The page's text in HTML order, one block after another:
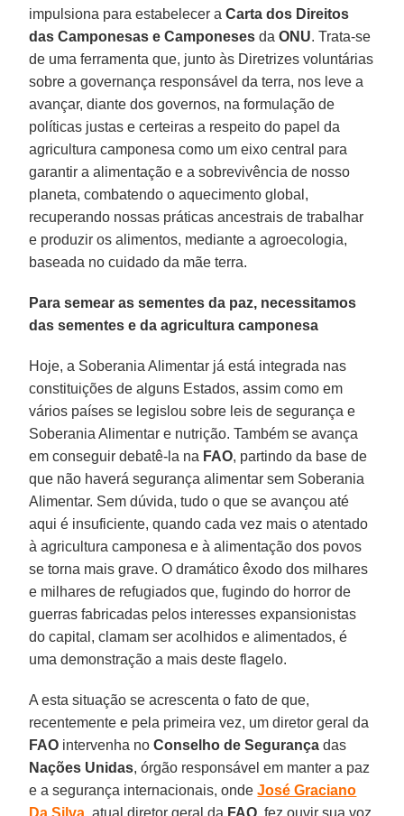
impulsiona para estabelecer aCarta dos Direitos
das Camponesas e Camponeses daONU. Trata-se
de uma ferramenta que, junto às Diretrizes voluntárias
sobre a governança responsável da terra, nos leve a
avançar, diante dos governos, na formulação de
políticas justas e certeiras a respeito do papel da
agricultura camponesa como um eixo central para
garantir a alimentação e a sobrevivência de nosso
planeta, combatendo o aquecimento global,
recuperando nossas práticas ancestrais de trabalhar
e produzir os alimentos, mediante a agroecologia,
baseada no cuidado da mãe terra.
Para semear as sementes da paz, necessitamos
das sementes e da agricultura camponesa
Hoje, a Soberania Alimentar já está integrada nas
constituições de alguns Estados, assim como em
vários países se legislou sobre leis de segurança e
Soberania Alimentar e nutrição. Também se avança
em conseguir debatê-la na FAO, partindo da base de
que não haverá segurança alimentar sem Soberania
Alimentar. Sem dúvida, tudo o que se avançou até
aqui é insuficiente, quando cada vez mais o atentado
à agricultura camponesa e à alimentação dos povos
se torna mais grave. O dramático êxodo dos milhares
e milhares de refugiados que, fugindo do horror de
guerras fabricadas pelos interesses expansionistas
do capital, clamam ser acolhidos e alimentados, é
uma demonstração a mais deste flagelo.
A esta situação se acrescenta o fato de que,
recentemente e pela primeira vez, um diretor geral da
FAO intervenha noConselho de Segurança das
Nações Unidas, órgão responsável em manter a paz
e a segurança internacionais, ondeJosé Graciano
Da Silva , atual diretor geral da FAO , fez ouvir sua voz